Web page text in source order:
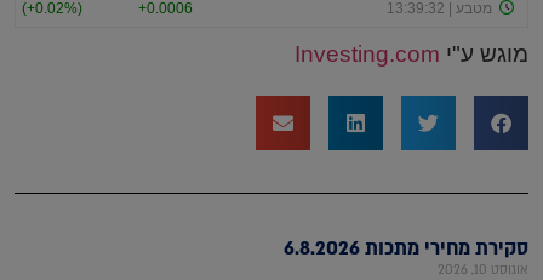
מוגש ע"י Investing.com
סקירת מחירי מתכות 6.8.2026
אוגוסט 10, 2026